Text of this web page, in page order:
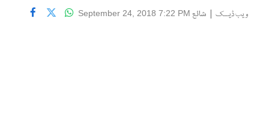
ویب ڈیسک | شائع September 24, 2018 7:22 PM